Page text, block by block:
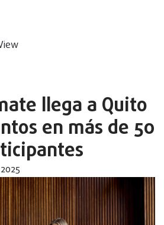
llega a Quito
en más de 50